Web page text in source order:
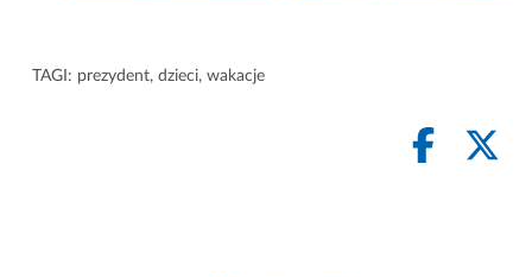
TAGI: prezydent, dzieci, wakacje